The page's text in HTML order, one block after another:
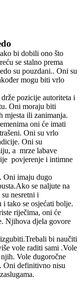
bi dobili ono što
se stalno prema
su pouzdani.. Oni su
mogu biti vrlo
pozicije autoriteta i
Oni moraju biti
mjesta ili zanimanja.
oni će imati
Oni su vrlo
Oni su
a mrze labave
povjerenje i intimne
Oni imaju dugo
se naljute na
nesretni i
i tako se osjećati bolje.
riječima, oni će
Njihova djela govore
bi naučiti
vole raditi sami .Vole
Vole dugoročne
Oni definitivno nisu